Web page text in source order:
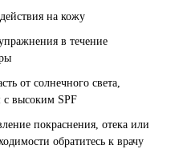
на кожу
в течение
от солнечного света,
с высоким SPF
покраснения, отека или
обратитесь к врачу